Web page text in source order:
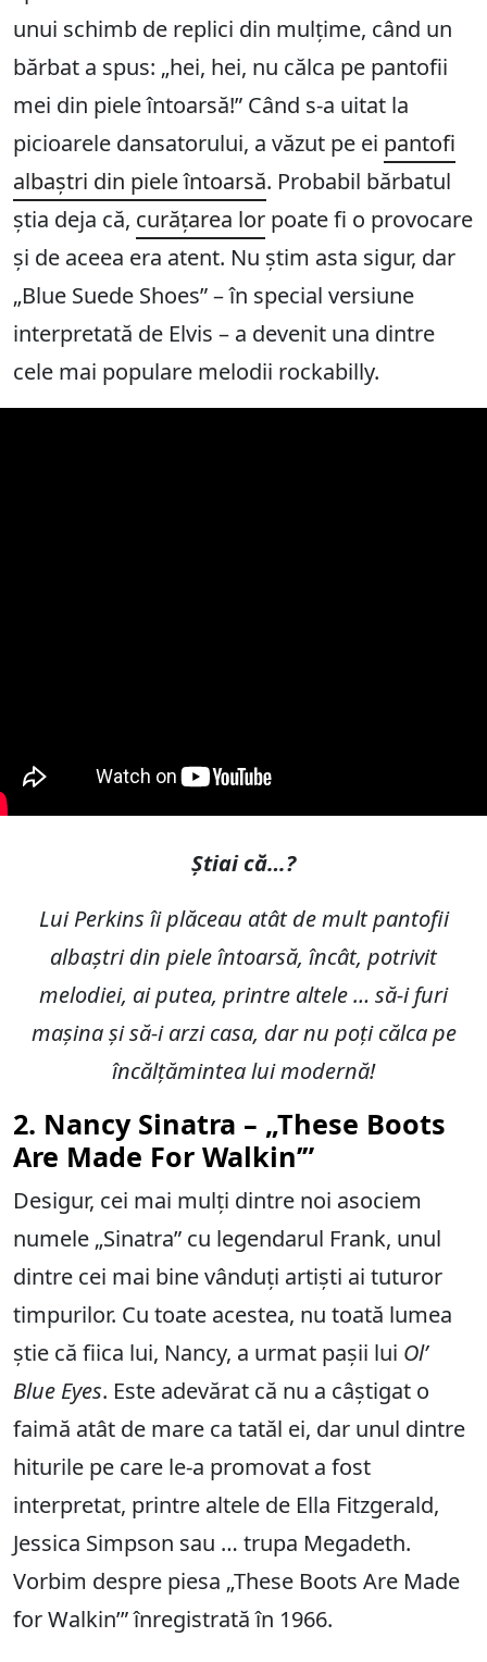
unui schimb de replici din mulțime, când un
bărbat a spus: „hei, hei, nu călca pe pantofii
mei din piele întoarsă!” Când s-a uitat la
picioarele dansatorului, a văzut pe ei pantofi
albaștri din piele întoarsă. Probabil bărbatul
știa deja că, curățarea lor poate fi o provocare
și de aceea era atent. Nu știm asta sigur, dar
„Blue Suede Shoes” – în special versiune
interpretată de Elvis – a devenit una dintre
cele mai populare melodii rockabilly.
Știai că…?
Lui Perkins îi plăceau atât de mult pantofii
albaștri din piele întoarsă, încât, potrivit
melodiei, ai putea, printre altele … să-i furi
mașina și să-i arzi casa, dar nu poți călca pe
încălțămintea lui modernă!
2. Nancy Sinatra – „These Boots
Are Made For Walkin’”
Desigur, cei mai mulți dintre noi asociem
numele „Sinatra” cu legendarul Frank, unul
dintre cei mai bine vânduți artiști ai tuturor
timpurilor. Cu toate acestea, nu toată lumea
știe că fiica lui, Nancy, a urmat pașii lui Ol’
Blue Eyes. Este adevărat că nu a câștigat o
faimă atât de mare ca tatăl ei, dar unul dintre
hiturile pe care le-a promovat a fost
interpretat, printre altele de Ella Fitzgerald,
Jessica Simpson sau … trupa Megadeth.
Vorbim despre piesa „These Boots Are Made
for Walkin’” înregistrată în 1966.